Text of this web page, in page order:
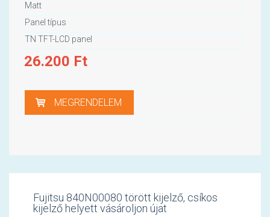
Matt
Panel típus
TN TFT-LCD panel
26.200 Ft
MEGRENDELEM
Fujitsu 840N00080 törött kijelző, csíkos
kijelző helyett vásároljon újat